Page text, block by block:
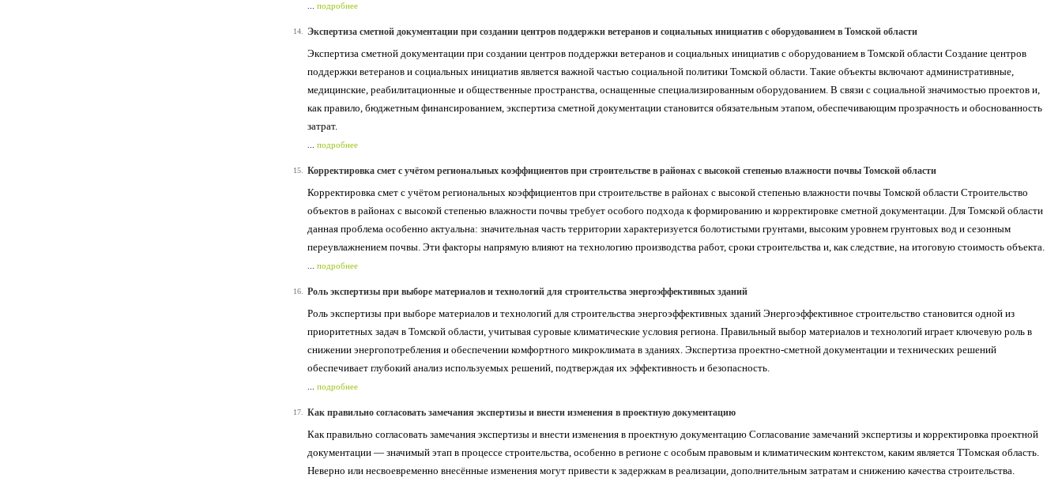
подробнее
14. Экспертиза сметной документации при создании центров поддержки ветеранов и социальных инициатив с оборудованием в Томской области
Экспертиза сметной документации при создании центров поддержки ветеранов и социальных инициатив с оборудованием в Томской области Создание центров
поддержки ветеранов и социальных инициатив является важной частью социальной политики Томской области. Такие объекты включают административные,
медицинские, реабилитационные и общественные пространства, оснащенные специализированным оборудованием. В связи с социальной значимостью проектов и,
как правило, бюджетным финансированием, экспертиза сметной документации становится обязательным этапом, обеспечивающим прозрачность и обоснованность
затрат.
подробнее
15. Корректировка смет с учётом региональных коэффициентов при строительстве в районах с высокой степенью влажности почвы Томской области
Корректировка смет с учётом региональных коэффициентов при строительстве в районах с высокой степенью влажности почвы Томской области Строительство
объектов в районах с высокой степенью влажности почвы требует особого подхода к формированию и корректировке сметной документации. Для Томской области
данная проблема особенно актуальна: значительная часть территории характеризуется болотистыми грунтами, высоким уровнем грунтовых вод и сезонным
переувлажнением почвы. Эти факторы напрямую влияют на технологию производства работ, сроки строительства и, как следствие, на итоговую стоимость объекта.
подробнее
16. Роль экспертизы при выборе материалов и технологий для строительства энергоэффективных зданий
Роль экспертизы при выборе материалов и технологий для строительства энергоэффективных зданий Энергоэффективное строительство становится одной из
приоритетных задач в Томской области, учитывая суровые климатические условия региона. Правильный выбор материалов и технологий играет ключевую роль в
снижении энергопотребления и обеспечении комфортного микроклимата в зданиях. Экспертиза проектно-сметной документации и технических решений
обеспечивает глубокий анализ используемых решений, подтверждая их эффективность и безопасность.
подробнее
17. Как правильно согласовать замечания экспертизы и внести изменения в проектную документацию
Как правильно согласовать замечания экспертизы и внести изменения в проектную документацию Согласование замечаний экспертизы и корректировка проектной
документации — значимый этап в процессе строительства, особенно в регионе с особым правовым и климатическим контекстом, каким является ТТомская область.
Неверно или несвоевременно внесённые изменения могут привести к задержкам в реализации, дополнительным затратам и снижению качества строительства.